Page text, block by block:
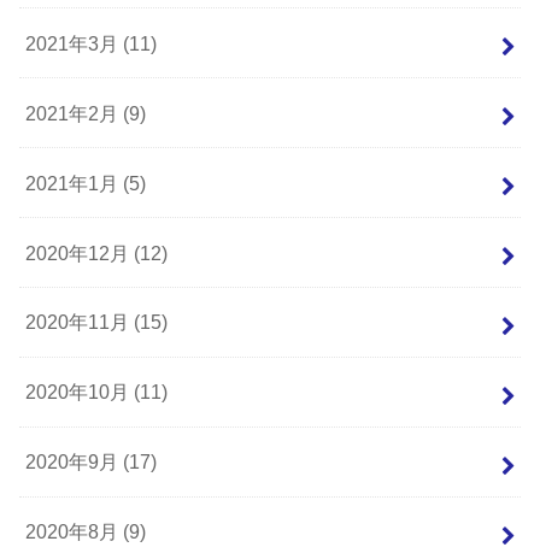
2021年3月 (11)
2021年2月 (9)
2021年1月 (5)
2020年12月 (12)
2020年11月 (15)
2020年10月 (11)
2020年9月 (17)
2020年8月 (9)